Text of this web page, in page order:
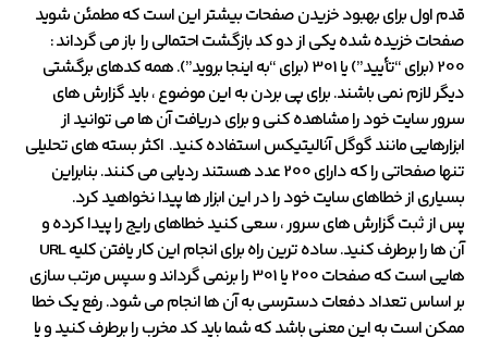
قدم اول برای بهبود خزیدن صفحات بیشتر این است که مطمئن شوید
صفحات خزیده شده یکی از دو کد بازگشت احتمالی را باز می گرداند :
200 (برای “تأیید”) یا 301 (برای “به اینجا بروید”). همه کدهای برگشتی
دیگر لازم نمی باشند. برای پی بردن به این موضوع ، باید گزارش های
سرور سایت خود را مشاهده کنی و برای دریافت آن ها می توانید از
ابزارهایی مانند گوگل آنالیتیکس استفاده کنید. اکثر بسته های تحلیلی
تنها صفحاتی را که دارای 200 عدد هستند ردیابی می کنند. بنابراین
بسیاری از خطاهای سایت خود را در این ابزار ها پیدا نخواهید کرد.
پس از ثبت گزارش های سرور ، سعی کنید خطاهای رایج را پیدا کرده و
آن ها را برطرف کنید. ساده ترین راه برای انجام این کار یافتن کلیه URL
هایی است که صفحات 200 یا 301 را برنمی گرداند و سپس مرتب سازی
بر اساس تعداد دفعات دسترسی به آن ها انجام می شود. رفع یک خطا
ممکن است به این معنی باشد که شما باید کد مخرب را برطرف کنید و یا